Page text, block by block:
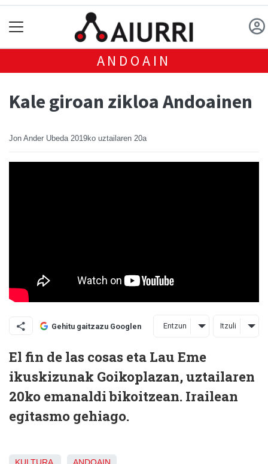
ANDOAIN
Kale giroan zikloa Andoainen
Jon Ander Ubeda 2019ko uztailaren 20a
Gehitu gaitzazu Googlen Entzun Itzuli
El fin de las cosas eta Lau Eme
ikuskizunak Goikoplazan, uztailaren
20ko emanaldi bikoitzean. Irailean
egitasmo gehiago.